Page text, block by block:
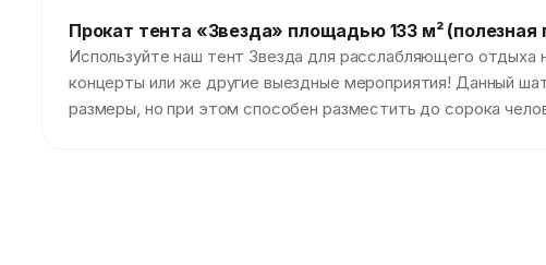
Прокат тента «Звезда» площадью 133 м²
Используйте наш тент Звезда для расслабляющего отдыха
концерты или же другие выездные мероприятия! Данный
размеры, но при этом способен разместить до сорока